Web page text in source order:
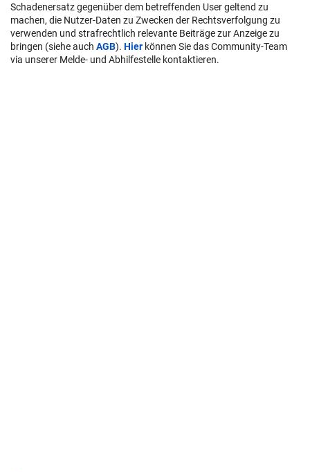
Schadenersatz gegenüber dem betreffenden User geltend zu
machen, die Nutzer-Daten zu Zwecken der Rechtsverfolgung zu
verwenden und strafrechtlich relevante Beiträge zur Anzeige zu
bringen (siehe auch AGB). Hier können Sie das Community-Team
via unserer Melde- und Abhilfestelle kontaktieren.